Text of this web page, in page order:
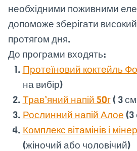
необхідними поживними
допоможе зберігати високий
протягом дня.
До програми входять:
Протеїновий коктейль
на вибір)
Трав’яний напій 50г( 3
Рослинний напій Алое (3
Комплекс вітамінів і
(жіночий або чоловічий)